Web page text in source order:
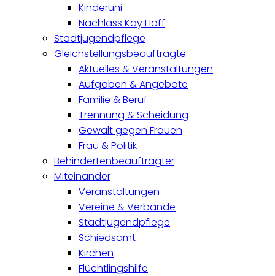
Kinderuni
Nachlass Kay Hoff
Stadtjugendpflege
Gleichstellungsbeauftragte
Aktuelles & Veranstaltungen
Aufgaben & Angebote
Familie & Beruf
Trennung & Scheidung
Gewalt gegen Frauen
Frau & Politik
Behindertenbeauftragter
Miteinander
Veranstaltungen
Vereine & Verbände
Stadtjugendpflege
Schiedsamt
Kirchen
Flüchtlingshilfe